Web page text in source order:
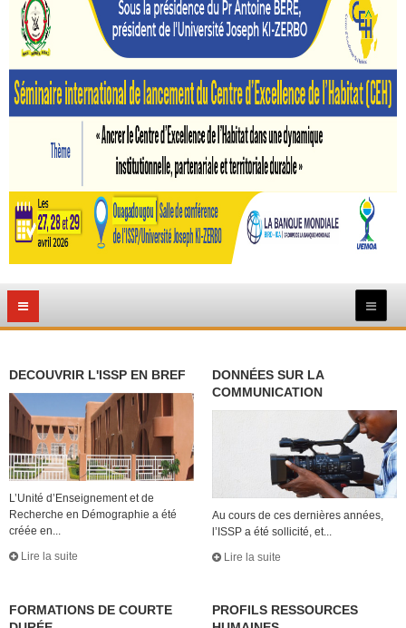
DECOUVRIR L'ISSP EN BREF
L’Unité d’Enseignement et de
Recherche en Démographie a été
créée en...
Lire la suite
DONNÉES SUR LA
COMMUNICATION
Au cours de ces dernières années,
l’ISSP a été sollicité, et...
Lire la suite
FORMATIONS DE COURTE
PROFILS RESSOURCES